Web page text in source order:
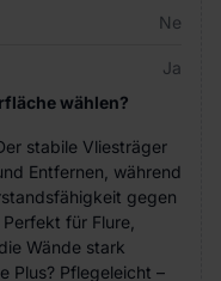
Ne
Ja
wählen?
stabile Vliesträger
Entfernen, während
gegen
für Flure,
Wände stark
Plus? Pflegeleicht –